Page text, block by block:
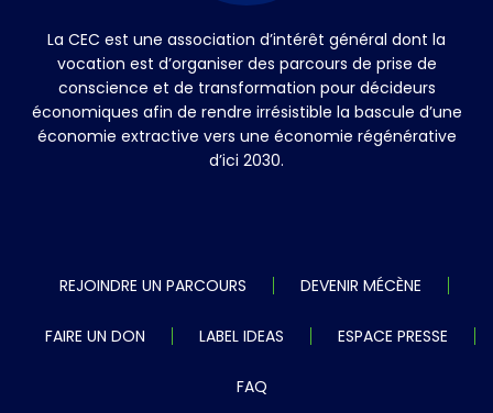
La CEC est une association d’intérêt général dont la
vocation est d’organiser des parcours de prise de
conscience et de transformation pour décideurs
économiques afin de rendre irrésistible la bascule d’une
économie extractive vers une économie régénérative
d’ici 2030.
REJOINDRE UN PARCOURS DEVENIR MÉCÈNE
FAIRE UN DON LABEL IDEAS ESPACE PRESSE
FAQ